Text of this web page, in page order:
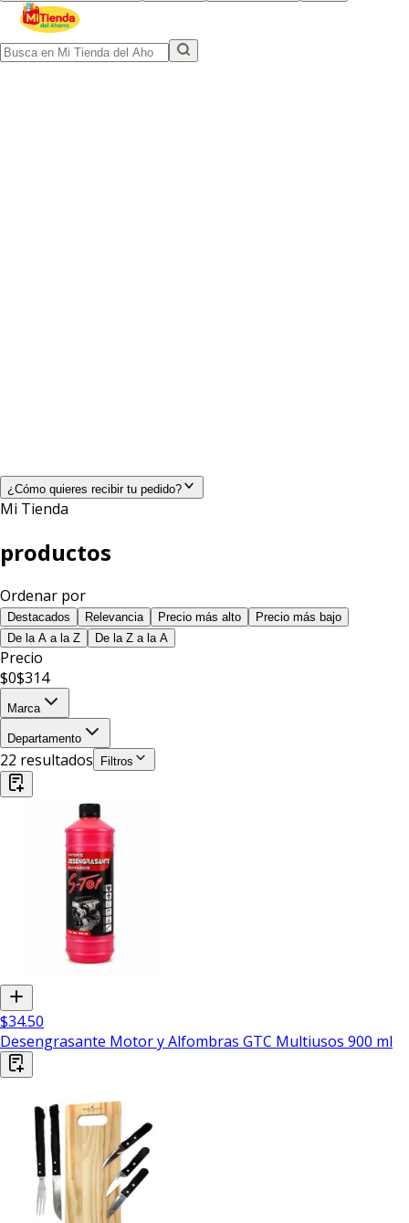
¿Cómo quieres recibir tu pedido?
Mi Tienda
productos
Ordenar por
Destacados Relevancia Precio más alto
Precio más bajo
De la A a la Z
De la Z a la A
Precio
$0$314
Marca
Departamento
22 resultados Filtros
$34.50
Desengrasante Motor y Alfombras GTC Multiusos 900 ml